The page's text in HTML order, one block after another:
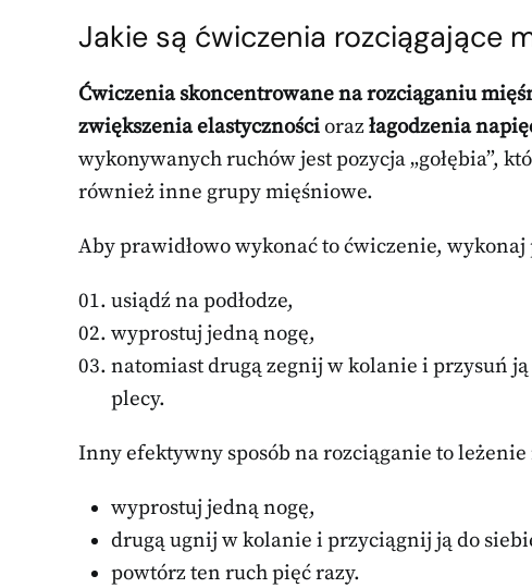
Jakie są ćwiczenia rozciągające
Ćwiczenia skoncentrowane na rozciąganiu
zwiększenia elastycznościorazłagodzenia
wykonywanych ruchów jest pozycja „gołębia”,
również inne grupy mięśniowe.
Aby prawidłowo wykonać to ćwiczenie,
usiądź na podłodze,
wyprostuj jedną nogę,
natomiast drugą zegnij w kolanie i przysuń
plecy.
Inny efektywny sposób na rozciąganie to
wyprostuj jedną nogę,
drugą ugnij w kolanie i przyciągnij ją do
powtórz ten ruch pięć razy.